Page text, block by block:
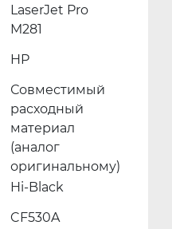
LaserJet Pro
M281
HP
Совместимый
расходный
материал
(аналог
оригинальному)
Hi-Black
CF530A